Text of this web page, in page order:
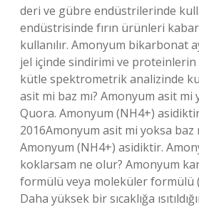
deri ve gübre endüstrilerinde
endüstrisinde fırın ürünleri
kullanılır. Amonyum bikarbonat
jel içinde sindirimi ve
kütle spektrometrik analizinde
asit mi baz mı? Amonyum asit mi
Quora. Amonyum (NH4+)
2016Amonyum asit mi yoksa baz
Amonyum (NH4+) asidiktir.
koklarsam ne olur? Amonyum
formülü veya moleküler formülü
Daha yüksek bir sıcaklığa